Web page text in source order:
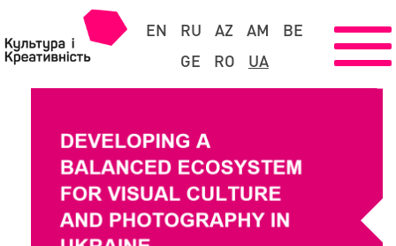
EN RU AZ AM
BE
GE
RO UA